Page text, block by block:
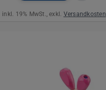
inkl. 19% MwSt., exkl. Versandkosten